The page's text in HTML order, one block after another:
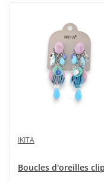
IKITA